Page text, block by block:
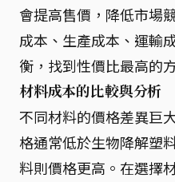
會提高售價，降低市場
成本、生產成本、運輸
衡，找到性價比最高的
材料成本的比較與分析
不同材料的價格差異巨
格通常低於生物降解塑
料則價格更高。在選擇